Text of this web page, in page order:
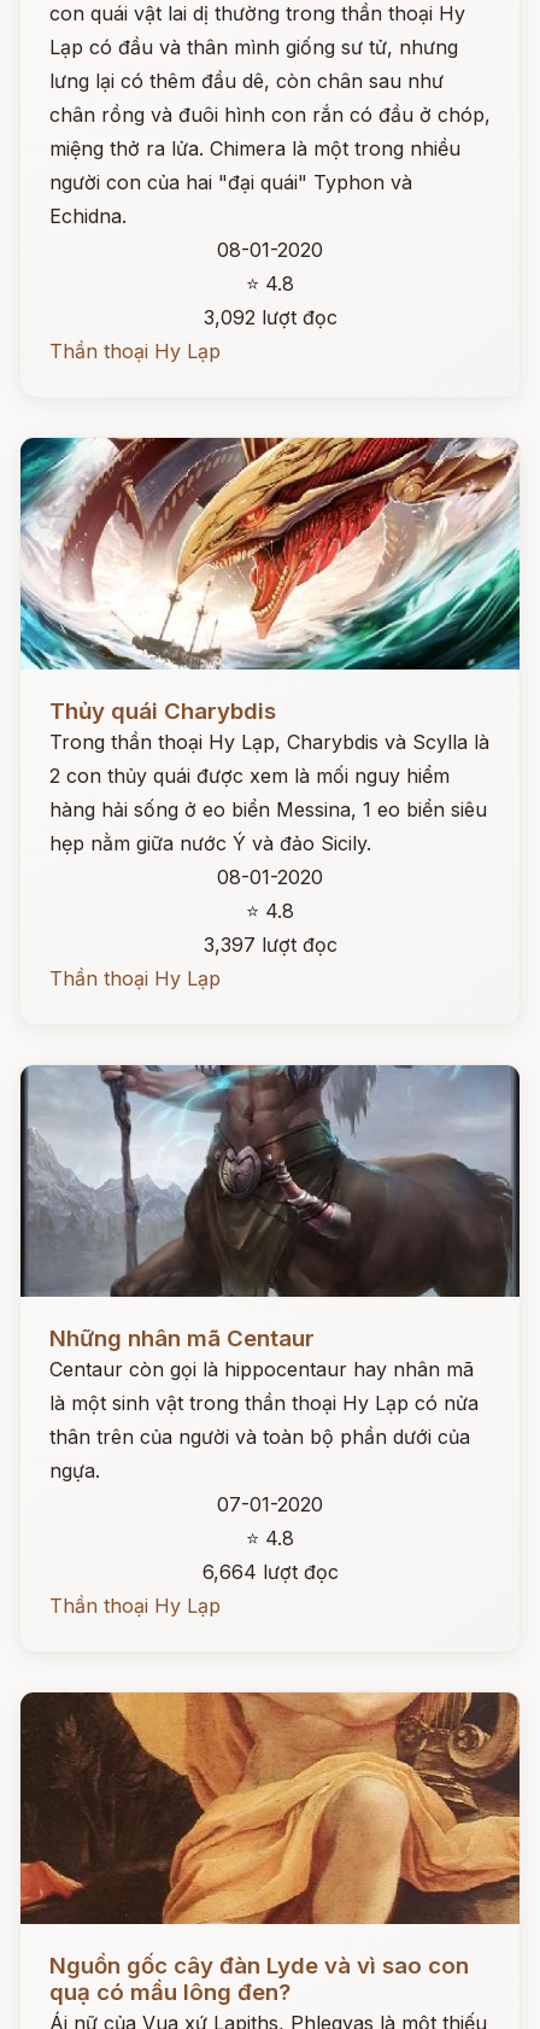
con quái vật lai dị thường trong thần thoại Hy
Lạp có đầu và thân mình giống sư tử, nhưng
lưng lại có thêm đầu dê, còn chân sau như
chân rồng và đuôi hình con rắn có đầu ở chóp,
miệng thở ra lửa. Chimera là một trong nhiều
người con của hai "đại quái" Typhon và
Echidna.
08-01-2020
⭐ 4.8
3,092 lượt đọc
Thần thoại Hy Lạp
Thủy quái Charybdis
Trong thần thoại Hy Lạp, Charybdis và Scylla là
2 con thủy quái được xem là mối nguy hiểm
hàng hải sống ở eo biển Messina, 1 eo biển siêu
hẹp nằm giữa nước Ý và đảo Sicily.
08-01-2020
⭐ 4.8
3,397 lượt đọc
Thần thoại Hy Lạp
Những nhân mã Centaur
Centaur còn gọi là hippocentaur hay nhân mã
là một sinh vật trong thần thoại Hy Lạp có nửa
thân trên của người và toàn bộ phần dưới của
ngựa.
07-01-2020
⭐ 4.8
6,664 lượt đọc
Thần thoại Hy Lạp
Đọc ngay
Nguồn gốc cây đàn Lyde và vì sao con
quạ có mầu lông đen?
Ái nữ của Vua xứ Lapiths, Phlegyas là một thiếu